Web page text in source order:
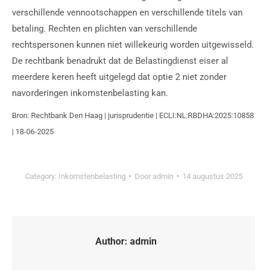
verschillende vennootschappen en verschillende titels van
betaling. Rechten en plichten van verschillende
rechtspersonen kunnen niet willekeurig worden uitgewisseld.
De rechtbank benadrukt dat de Belastingdienst eiser al
meerdere keren heeft uitgelegd dat optie 2 niet zonder
navorderingen inkomstenbelasting kan.
Bron: Rechtbank Den Haag | jurisprudentie | ECLI:NL:RBDHA:2025:10858
| 18-06-2025
Category: Inkomstenbelasting Door admin 14 augustus 2025
Author: admin